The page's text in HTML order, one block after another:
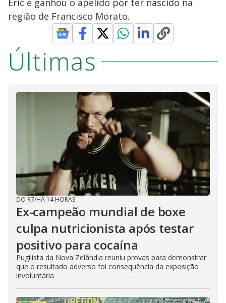
Eric e ganhou o apelido por ter nascido na
região de Francisco Morato.
Últimas
DO R7/HÁ 14 HORAS
Ex-campeão mundial de boxe
culpa nutricionista após testar
positivo para cocaína
Pugilista da Nova Zelândia reuniu provas para demonstrar
que o resultado adverso foi consequência da exposição
involuntária